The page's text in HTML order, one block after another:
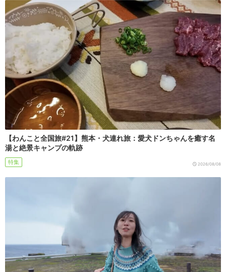
【わんこと全国旅#21】熊本・犬連れ旅：愛犬ドンちゃんを癒す名
湯と絶景キャンプの軌跡
特集 2026/08/08